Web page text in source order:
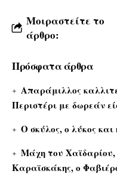
Μοιραστείτε το
άρθρο:
Πρόσφατα άρθρα
Απαράμιλλος
Περιστέρι με δωρεάν
Ο σκύλος, ο λύκος
Μάχη του
Καραϊσκάκης, ο